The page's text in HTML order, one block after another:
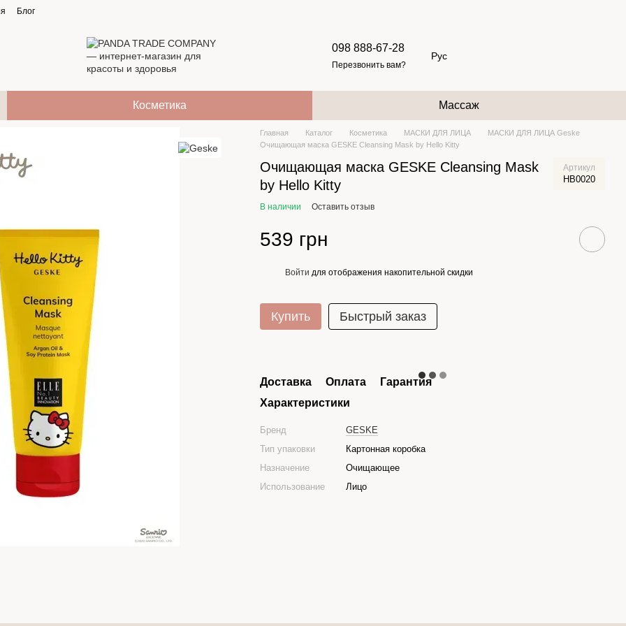
Блог
098 888-67-28
Перезвонить вам?
Рус
Косметика Массаж
Главная Каталог Косметика МАСКИ ДЛЯ ЛИЦА
МАСКИ ДЛЯ ЛИЦА Geske
Очищающая маска GESKE Cleansing Mask by Hello Kitty
Очищающая маска GESKE Cleansing Mask
by Hello Kitty
Артикул
HB0020
В наличии Оставить отзыв
539 грн
Войти для отображения накопительной скидки
Купить Быстрый заказ
Доставка Оплата
Гарантия
Характеристики
Бренд
GESKE
Тип упаковки
Картонная коробка
Назначение
Очищающее
Использование
Лицо